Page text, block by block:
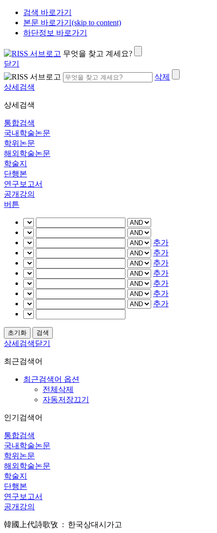
검색 바로가기
본문 바로가기(skip to content)
하단정보 바로가기
무엇을 찾고 계세요?
닫기
삭제
상세검색
상세검색
통합검색
국내학술논문
학위논문
해외학술논문
학술지
단행본
연구보고서
공개강의
버튼
추가
추가
추가
추가
추가
추가
추가
상세검색닫기
최근검색어
최근검색어 옵션
전체삭제
자동저장끄기
인기검색어
통합검색
국내학술논문
학위논문
해외학술논문
학술지
단행본
연구보고서
공개강의
韓國上代詩歌攷 : 한국상대시가고